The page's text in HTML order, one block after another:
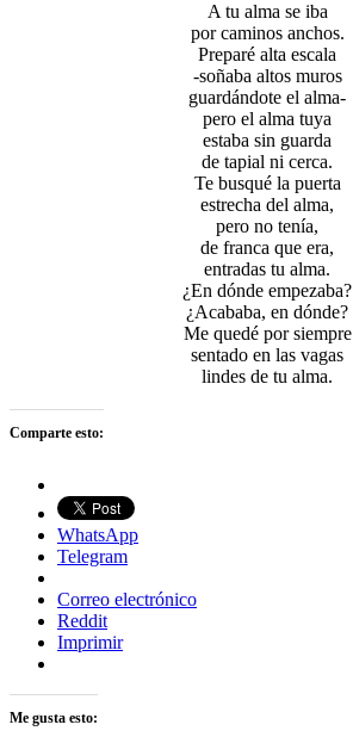
A tu alma se iba
por caminos anchos.
Preparé alta escala
-soñaba altos muros
guardándote el alma-
pero el alma tuya
estaba sin guarda
de tapial ni cerca.
Te busqué la puerta
estrecha del alma,
pero no tenía,
de franca que era,
entradas tu alma.
¿En dónde empezaba?
¿Acababa, en dónde?
Me quedé por siempre
sentado en las vagas
lindes de tu alma.
Comparte esto:
WhatsApp
Telegram
Correo electrónico
Reddit
Imprimir
Me gusta esto: